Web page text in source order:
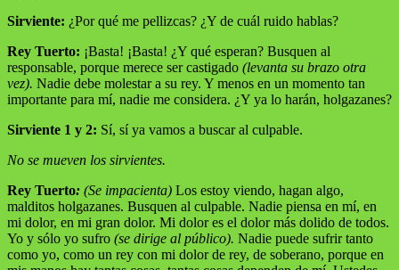
Sirviente: ¿Por qué me pellizcas? ¿Y de cuál ruido hablas?
Rey Tuerto: ¡Basta! ¡Basta! ¿Y qué esperan? Busquen al
responsable, porque merece ser castigado (levanta su brazo otra
vez). Nadie debe molestar a su rey. Y menos en un momento tan
importante para mí, nadie me considera. ¿Y ya lo harán, holgazanes?
Sirviente 1 y 2: Sí, sí ya vamos a buscar al culpable.
No se mueven los sirvientes.
Rey Tuerto: (Se impacienta) Los estoy viendo, hagan algo,
malditos holgazanes. Busquen al culpable. Nadie piensa en mí, en
mi dolor, en mi gran dolor. Mi dolor es el dolor más dolido de todos.
Yo y sólo yo sufro (se dirige al público). Nadie puede sufrir tanto
como yo, como un rey con mi dolor de rey, de soberano, porque en